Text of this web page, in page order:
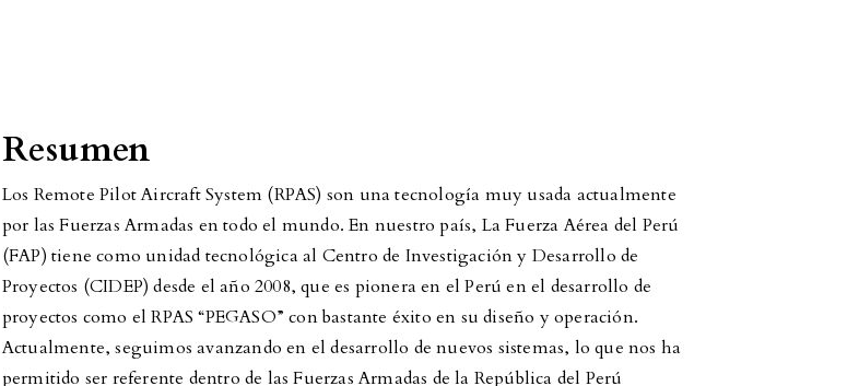
Resumen
Los Remote Pilot Aircraft System (RPAS) son una tecnología muy usada actualmente
por las Fuerzas Armadas en todo el mundo. En nuestro país, La Fuerza Aérea del Perú
(FAP) tiene como unidad tecnológica al Centro de Investigación y Desarrollo de
Proyectos (CIDEP) desde el año 2008, que es pionera en el Perú en el desarrollo de
proyectos como el RPAS “PEGASO” con bastante éxito en su diseño y operación.
Actualmente, seguimos avanzando en el desarrollo de nuevos sistemas, lo que nos ha
permitido ser referente dentro de las Fuerzas Armadas de la República del Perú